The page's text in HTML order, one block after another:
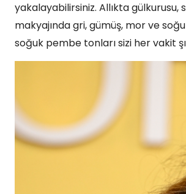
yakalayabilirsiniz. Allıkta
makyajında gri, gümüş, mor ve
soğuk pembe tonları sizi her vakit